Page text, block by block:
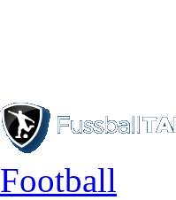
Football